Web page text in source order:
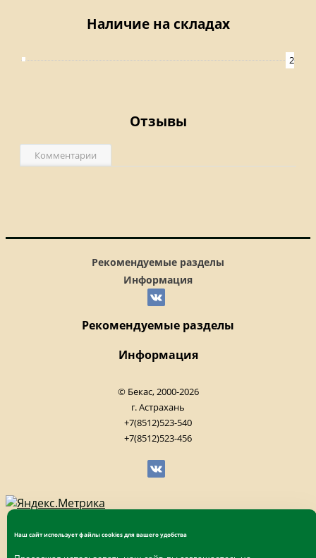
Наличие на складах
2
Отзывы
Комментарии
Рекомендуемые разделы
Информация
Рекомендуемые разделы
Информация
© Бекас, 2000-2026
г. Астрахань
+7(8512)523-540
+7(8512)523-456
Наш сайт использует файлы cookies для вашего удобства